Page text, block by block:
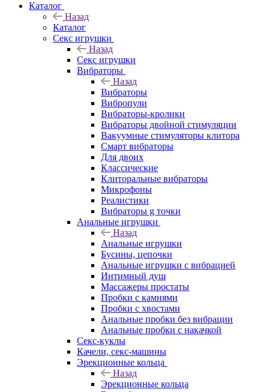
Каталог
Назад
Каталог
Секс игрушки
Назад
Секс игрушки
Вибраторы
Назад
Вибраторы
Вибропули
Вибраторы-кролики
Вибраторы двойной стимуляции
Вакуумные стимуляторы клитора
Смарт вибраторы
Для двоих
Классические
Клиторальные вибраторы
Микрофоны
Реалистики
Вибраторы g точки
Анальные игрушки
Назад
Анальные игрушки
Бусины, цепочки
Анальные игрушки с вибрацией
Интимный душ
Массажеры простаты
Пробки с камнями
Пробки с хвостами
Анальные пробки без вибрации
Анальные пробки с накачкой
Секс-куклы
Качели, секс-машины
Эрекционные кольца
Назад
Эрекционные кольца